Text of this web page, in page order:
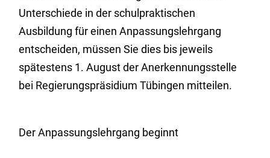
Unterschiede in der schulpraktischen
Ausbildung für einen Anpassungslehrgang
entscheiden, müssen Sie dies bis jeweils
spätestens 1. August der Anerkennungsstelle
bei Regierungspräsidium Tübingen mitteilen.
Der Anpassungslehrgang beginnt